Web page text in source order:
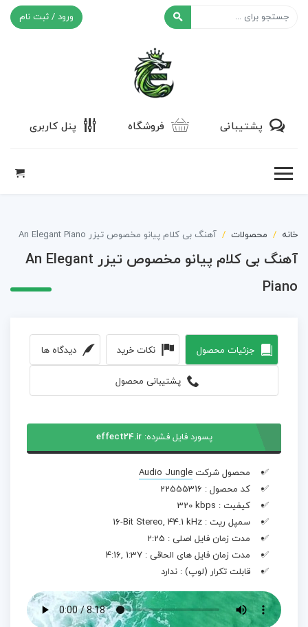
ورود / ثبت نام
پشتیبانی فروشگاه پنل کاربری
خانه محصولات آهنگ بی کلام پیانو مخصوص تیزر An Elegant Piano
آهنگ بی کلام پیانو مخصوص تیزر An Elegant
Piano
جزئیات محصول نکات خرید دیدگاه ها
پشتیبانی محصول
پسورد فایل فشرده:effect24.ir
محصول شرکت Audio Jungle
کد محصول : 22555316
کیفیت : 320 kbps
سمپل ریت : 16-Bit Stereo, 44.1 kHz
مدت زمان فایل اصلی : 2:25
مدت زمان فایل های الحاقی : 4:16, 1:37
قابلت تکرار (لوپ) : ندارد